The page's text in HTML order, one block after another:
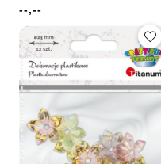
Cena:
--,--